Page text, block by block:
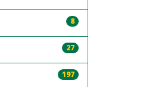
8
27
197